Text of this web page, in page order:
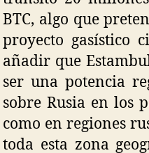
BTC, algo que
proyecto gasístico
añadir que
ser una potencia
sobre Rusia en los
como en regiones
toda esta zona